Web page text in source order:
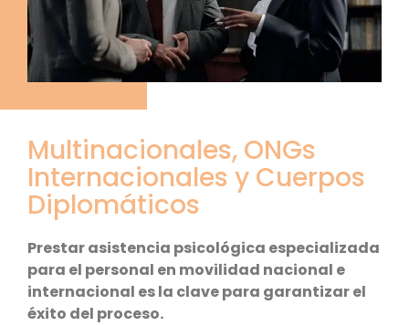
Multinacionales, ONGs
Internacionales y Cuerpos
Diplomáticos
Prestar asistencia psicológica especializada
para el personal en movilidad nacional e
internacional es la clave para garantizar el
éxito del proceso.